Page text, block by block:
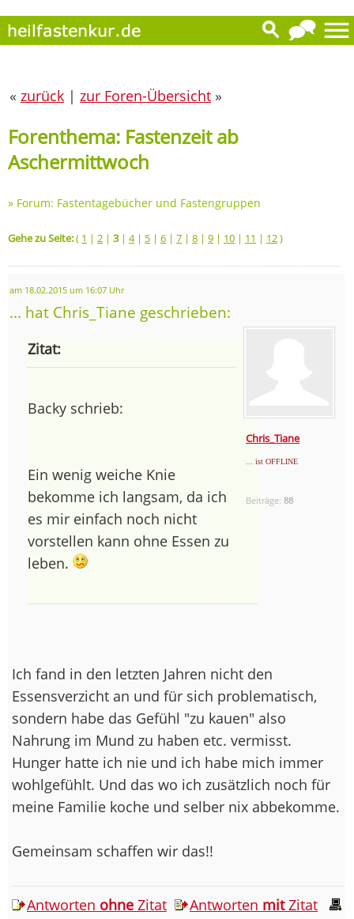
« zurück | zur Foren-Übersicht »
Forenthema: Fastenzeit ab
Aschermittwoch
» Forum: Fastentagebücher und Fastengruppen
Gehe zu Seite:( 1 | 2 | 3| 4| 5 | 6 | 7 | 8 | 9 | 10 | 11 | 12)
am 18.02.2015 um 16:07 Uhr
... hat Chris_Tiane geschrieben:
Chris_Tiane
... ist OFFLINE
Beiträge:88
Zitat:
Backy schrieb:
Ein wenig weiche Knie
bekomme ich langsam, da ich
es mir einfach noch nicht
vorstellen kann ohne Essen zu
leben.
Ich fand in den letzten Jahren nicht den
Essensverzicht an und für sich problematisch,
sondern habe das Gefühl "zu kauen" also
Nahrung im Mund zu haben etc. vermisst.
Hunger hatte ich nie und ich habe mich immer
wohlgefühlt. Und das wo ich zusätzlich noch für
meine Familie koche und selber nix abbekomme.
Gemeinsam schaffen wir das!!
Antworten ohne Zitat Antworten mitZitat